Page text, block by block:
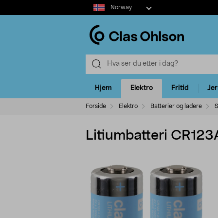
Select
market
Norway
Hjem Elektro Fritid
Forside Elektro Batterier og ladere
Litiumbatteri